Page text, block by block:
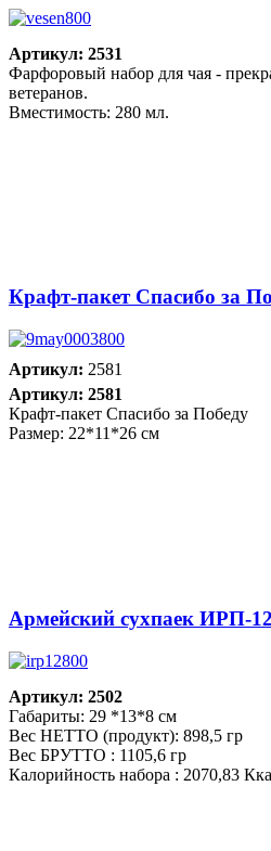
Артикул: 2531
Фарфоровый набор для чая -
ветеранов.
Вместимость: 280 мл.
Крафт-пакет Спасибо за
Артикул: 2581
Артикул: 2581
Крафт-пакет Спасибо за Победу
Размер: 22*11*26 см
Армейский сухпаек ИРП-12
Артикул: 2502
Габариты: 29 *13*8 см
Вес НЕТТО (продукт): 898,5 гр
Вес БРУТТО : 1105,6 гр
Калорийность набора : 2070,83